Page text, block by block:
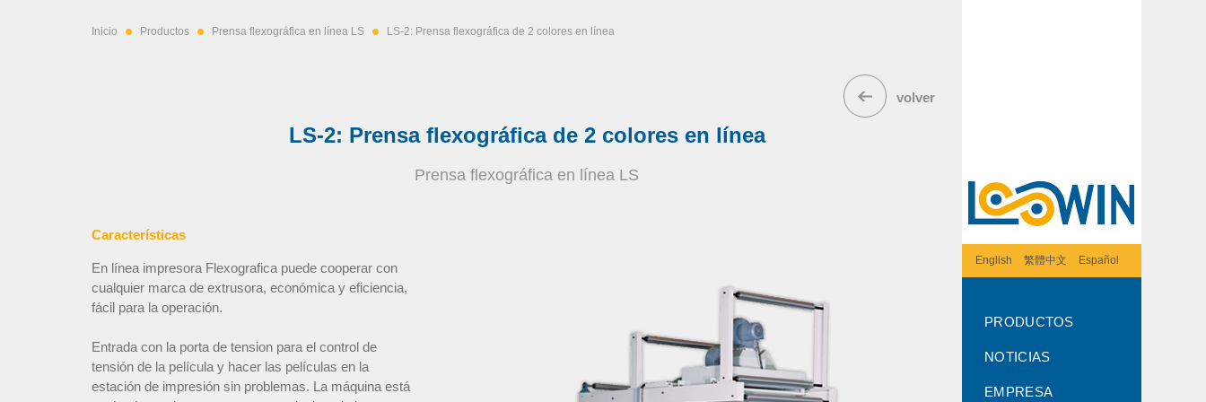
English 繁體中文 Español
PRODUCTOS
NOTICIAS
EMPRESA
Inicio Productos Prensa flexográfica en línea LS LS-2: Prensa flexográfica de 2 colores en línea
volver
LS-2: Prensa flexográfica de 2 colores en línea
Prensa flexográfica en línea LS
Características
En línea impresora Flexografica puede cooperar con
cualquier marca de extrusora, económica y eficiencia,
fácil para la operación.
Entrada con la porta de tension para el control de
tensión de la película y hacer las películas en la
estación de impresión sin problemas. La máquina está